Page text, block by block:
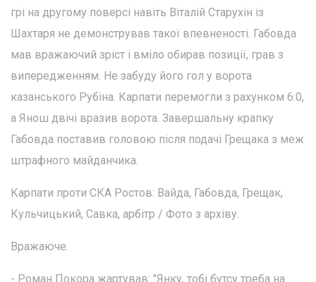
грі на другому поверсі навіть Віталій Старухін із
Шахтаря не демонстрував такої впевненості. Габовда
мав вражаючий зріст і вміло обирав позиції, грав з
випередженням. Не забуду його гол у ворота
казанського Рубіна. Карпати перемогли з рахунком 6:0,
а Янош двічі вразив ворота. Завершальну крапку
Габовда поставив головою після подачі Грещака з меж
штрафного майданчика.
Карпати проти СКА Ростов: Вайда, Габовда, Грещак,
Кульчицький, Савка, арбітр / Фото з архіву.
Вражаюче.
- Роман Покора жартував: "Янку, тобі бутсу треба на